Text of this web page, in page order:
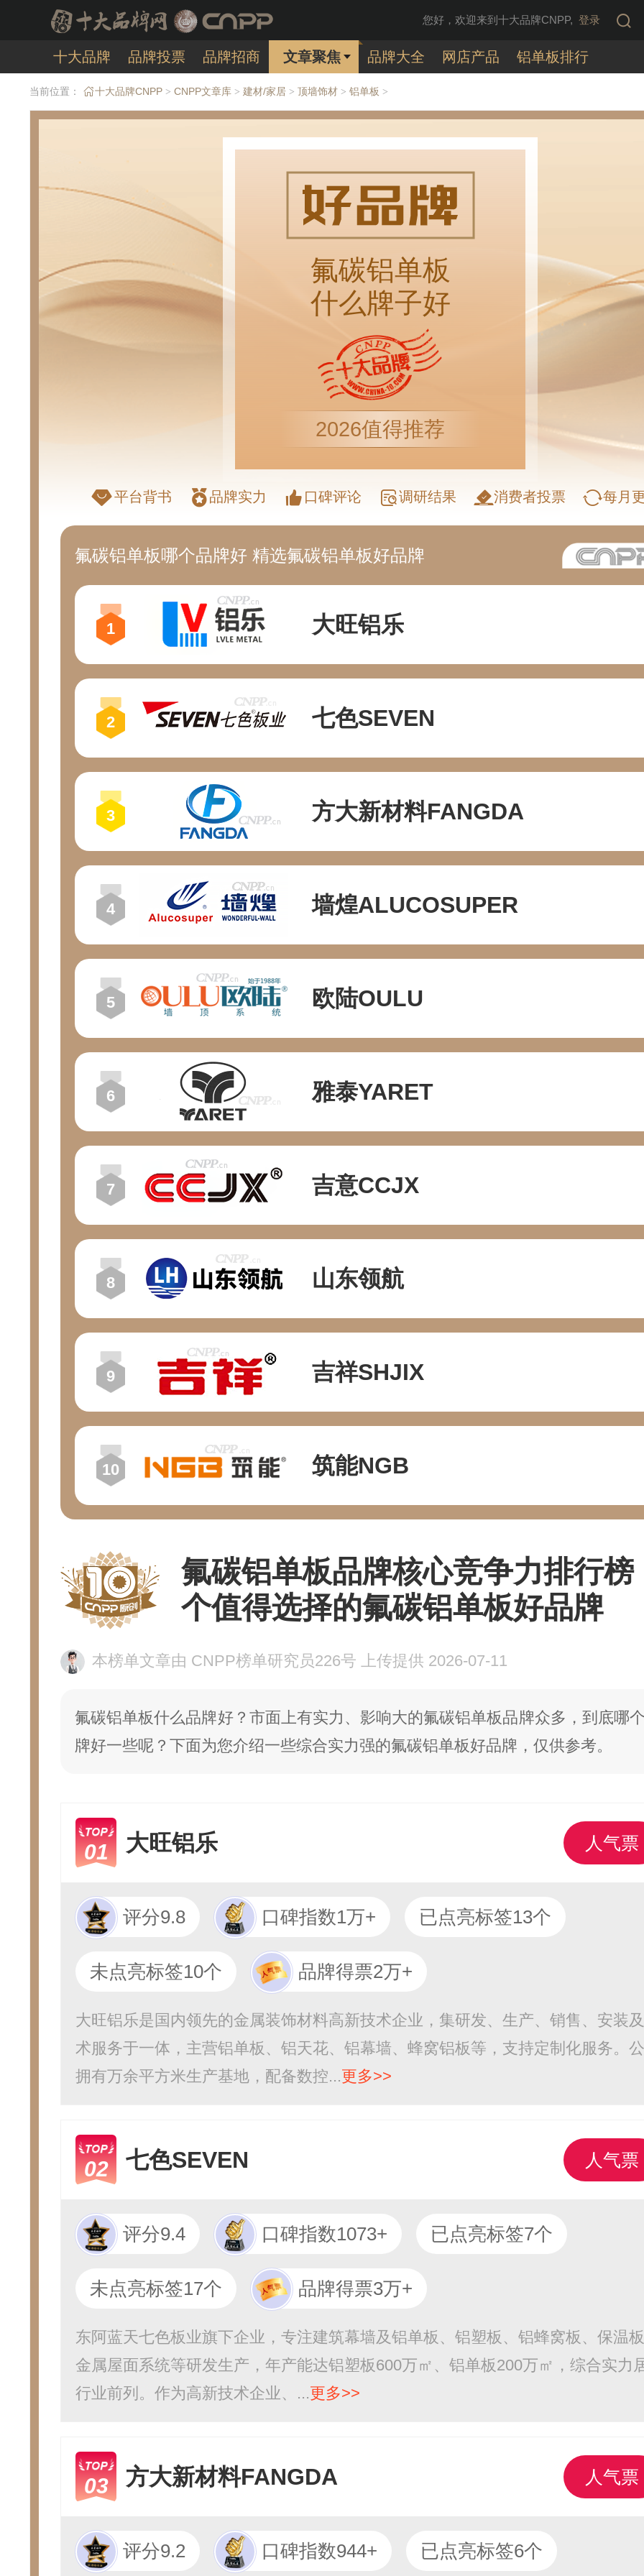
您好，欢迎来到十大品牌CNPP, 登录
十大品牌 品牌投票 品牌招商 文章聚焦 品牌大全 网店产品 铝单板排行
当前位置： 十大品牌CNPP > CNPP文章库 > 建材/家居 > 顶墙饰材 > 铝单板 >
氟碳铝单板
什么牌子好
2026值得推荐
平台背书 品牌实力 口碑评论 调研结果 消费者投票 每月
氟碳铝单板哪个品牌好 精选氟碳铝单板好品牌
大旺铝乐
七色SEVEN
方大新材料FANGDA
墙煌ALUCOSUPER
欧陆OULU
雅泰YARET
吉意CCJX
山东领航
吉祥SHJIX
筑能NGB
氟碳铝单板品牌核心竞争力排行榜
个值得选择的氟碳铝单板好品牌
本榜单文章由 CNPP榜单研究员226号 上传提供 2026-07-11
氟碳铝单板什么品牌好？市面上有实力、影响大的氟碳铝单板品牌众多，到底哪
牌好一些呢？下面为您介绍一些综合实力强的氟碳铝单板好品牌，仅供参考。
01 大旺铝乐 人气票
评分9.8 口碑指数1万+ 已点亮标签13个
未点亮标签10个 品牌得票2万+
大旺铝乐是国内领先的金属装饰材料高新技术企业，集研发、生产、销售、安装
术服务于一体，主营铝单板、铝天花、铝幕墙、蜂窝铝板等，支持定制化服务。
拥有万余平方米生产基地，配备数控...更多>>
02 七色SEVEN 人气票
评分9.4 口碑指数1073+ 已点亮标签7个
未点亮标签17个 品牌得票3万+
东阿蓝天七色板业旗下企业，专注建筑幕墙及铝单板、铝塑板、铝蜂窝板、保温
金属屋面系统等研发生产，年产能达铝塑板600万㎡、铝单板200万㎡，综合实力
行业前列。作为高新技术企业、...更多>>
03 方大新材料FANGDA 人气票
评分9.2 口碑指数944+ 已点亮标签6个